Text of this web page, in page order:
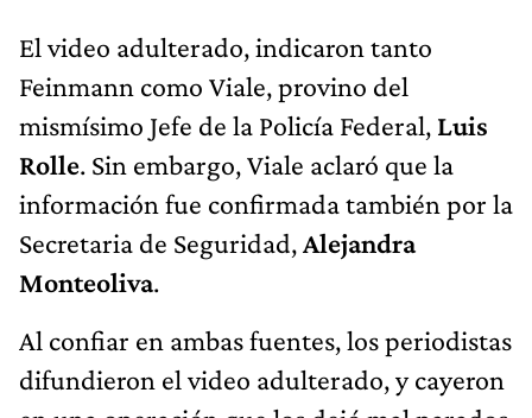
El video adulterado, indicaron tanto
Feinmann como Viale, provino del
mismísimo Jefe de la Policía Federal, Luis
Rolle. Sin embargo, Viale aclaró que la
información fue confirmada también por la
Secretaria de Seguridad,Alejandra
Monteoliva.
Al confiar en ambas fuentes, los periodistas
difundieron el video adulterado, y cayeron